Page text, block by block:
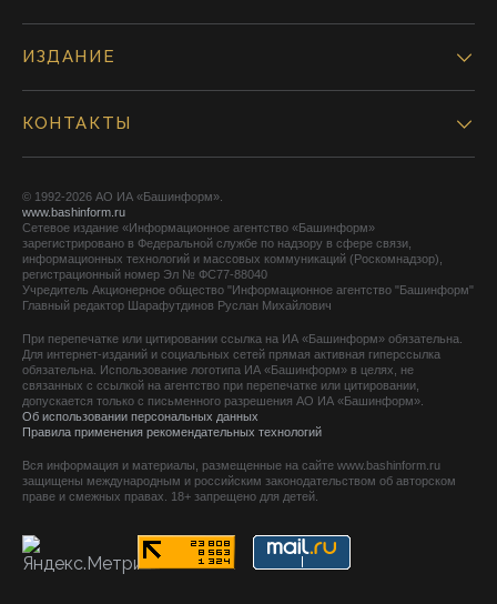
ИЗДАНИЕ
КОНТАКТЫ
© 1992-2026 АО ИА «Башинформ».
www.bashinform.ru
Сетевое издание «Информационное агентство «Башинформ»
зарегистрировано в Федеральной службе по надзору в сфере связи,
информационных технологий и массовых коммуникаций (Роскомнадзор),
регистрационный номер Эл № ФС77-88040
Учредитель Акционерное общество "Информационное агентство "Башинформ"
Главный редактор Шарафутдинов Руслан Михайлович
При перепечатке или цитировании ссылка на ИА «Башинформ» обязательна.
Для интернет-изданий и социальных сетей прямая активная гиперссылка
обязательна. Использование логотипа ИА «Башинформ» в целях, не
связанных с ссылкой на агентство при перепечатке или цитировании,
допускается только с письменного разрешения АО ИА «Башинформ».
Об использовании персональных данных
Правила применения рекомендательных технологий
Вся информация и материалы, размещенные на сайте www.bashinform.ru
защищены международным и российским законодательством об авторском
праве и смежных правах. 18+ запрещено для детей.